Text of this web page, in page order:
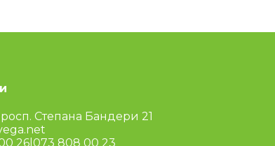
Степана Бандери 21
26 073 808 00 23